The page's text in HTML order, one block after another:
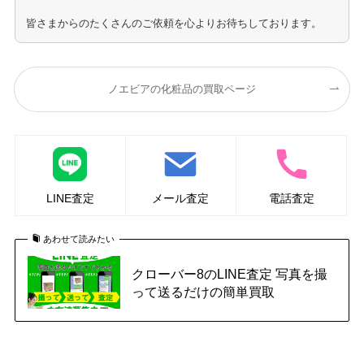
皆さまからのたくさんのご依頼を心よりお待ちしております。
ノエビアの化粧品の買取ページ
LINE査定 メール査定 電話査定
あわせて読みたい
クローバー8のLINE査定 写真を撮
って送るだけの簡単買取